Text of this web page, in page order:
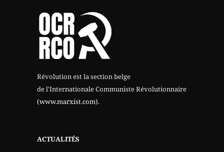
Révolution est la section belge
de l'Internationale Communiste Révolutionnaire
(www.marxist.com).
ACTUALITÉS